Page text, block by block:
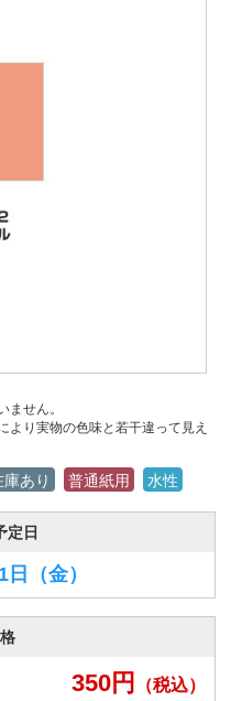
ません。
より実物の色味と若干違って見え
庫あり 普通紙用 水性
定日
日 （金）
350円 （税込）